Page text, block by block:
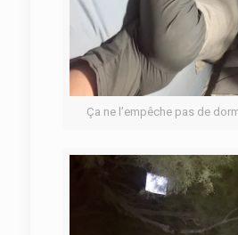
Ça ne l’empêche pas de